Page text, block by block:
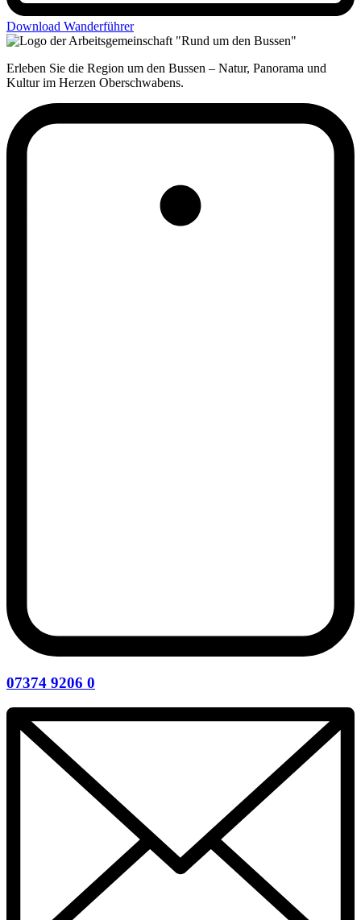
Download Wanderführer
Erleben Sie die Region um den Bussen – Natur, Panorama und
Kultur im Herzen Oberschwabens.
07374 9206 0